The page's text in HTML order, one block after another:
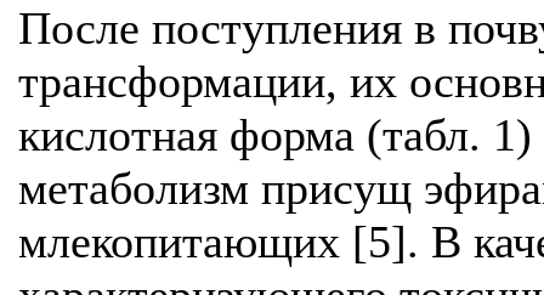
После поступления в
трансформации, их
кислотная форма (табл.
метаболизм присущ
млекопитающих [5]. В